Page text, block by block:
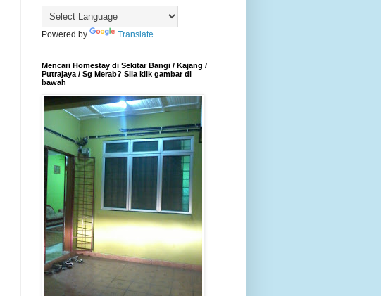
Powered by Translate
Mencari Homestay di Sekitar Bangi / Kajang /
Putrajaya / Sg Merab? Sila klik gambar di
bawah